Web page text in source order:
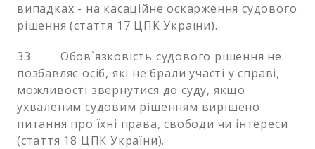
випадках - на касаційне оскарження судового
рішення (стаття 17 ЦПК України).
33. Обов`язковість судового рішення не
позбавляє осіб, які не брали участі у справі,
можливості звернутися до суду, якщо
ухваленим судовим рішенням вирішено
питання про їхні права, свободи чи інтереси
(стаття 18 ЦПК України).